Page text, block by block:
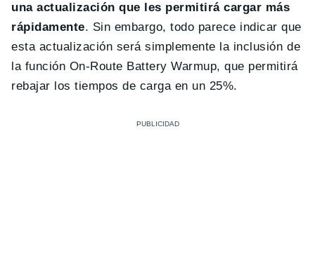
una actualización que les permitirá cargar más
rápidamente. Sin embargo, todo parece indicar que
esta actualización será simplemente la inclusión de
la función On-Route Battery Warmup, que permitirá
rebajar los tiempos de carga en un 25%.